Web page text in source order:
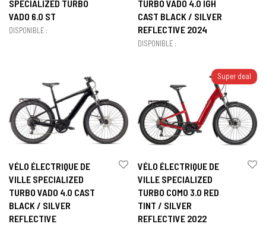
SPECIALIZED TURBO
VADO 6.0 ST
DISPONIBLE :
TURBO VADO 4.0 IGH
CAST BLACK / SILVER
REFLECTIVE 2024
DISPONIBLE :
VÉLO ÉLECTRIQUE DE
VILLE SPECIALIZED
TURBO VADO 4.0 CAST
BLACK / SILVER
REFLECTIVE
Super deal
VÉLO ÉLECTRIQUE DE
VILLE SPECIALIZED
TURBO COMO 3.0 RED
TINT / SILVER
REFLECTIVE 2022